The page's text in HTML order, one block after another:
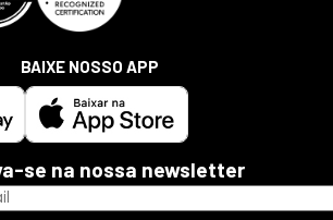
se na nossa newsletter
BAIXE NOSSO APP